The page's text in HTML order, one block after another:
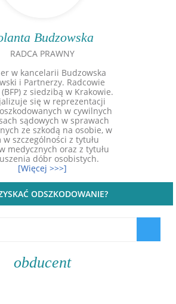
Budzowska
RADCA PRAWNY
w kancelarii Budzowska
i Partnerzy. Radcowie
z siedzibą w Krakowie.
się w reprezentacji
w cywilnych
sądowych w sprawach
ze szkodą na osobie, w
w szczególności z tytułu
medycznych oraz z tytułu
dóbr osobistych.
[Więcej >>>]
ODSZKODOWANIE?
obducent